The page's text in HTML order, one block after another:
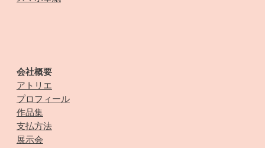
会社概要
アトリエ
プロフィール
作品集
支払方法
展示会